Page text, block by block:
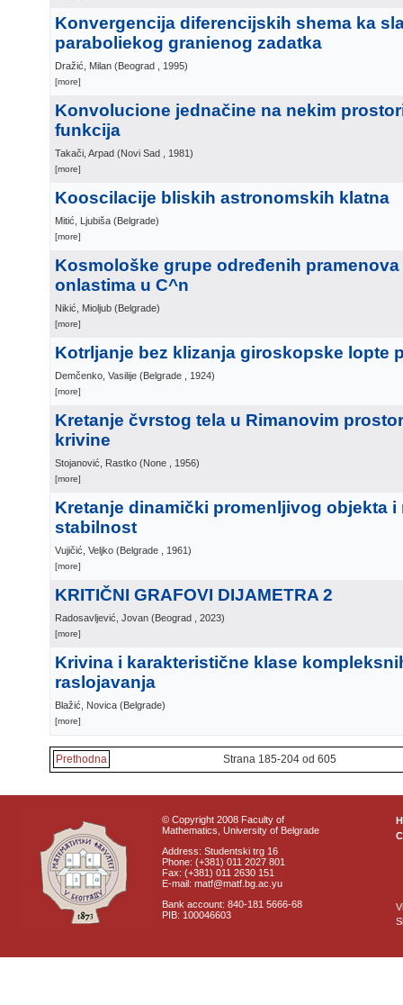
Konvergencija diferencijskih shema ka
paraboliekog granienog zadatka
Dražić, Milan (Beograd , 1995)
[more]
Konvolucione jednačine na nekim
funkcija
Takači, Arpad (Novi Sad , 1981)
[more]
Kooscilacije bliskih astronomskih klatna
Mitić, Ljubiša (Belgrade)
[more]
Kosmološke grupe određenih
onlastima u C^n
Nikić, Mioljub (Belgrade)
[more]
Kotrljanje bez klizanja giroskopske lopte
Demčenko, Vasilije (Belgrade , 1924)
[more]
Kretanje čvrstog tela u Rimanovim
krivine
Stojanović, Rastko (None , 1956)
[more]
Kretanje dinamički promenljivog objekta i
stabilnost
Vujičić, Veljko (Belgrade , 1961)
[more]
KRITIČNI GRAFOVI DIJAMETRA 2
Radosavljević, Jovan (Beograd , 2023)
[more]
Krivina i karakteristične klase
raslojavanja
Blažić, Novica (Belgrade)
[more]
Prethodna Strana 185-204 od 605
© Copyright 2008 Faculty of
Mathematics, University of Belgrade
Address: Studentski trg 16
Phone: (+381) 011 2027 801
Fax: (+381) 011 2630 151
E-mail: matf@matf.bg.ac.yu
Bank account: 840-181 5666-68
PIB: 100046603